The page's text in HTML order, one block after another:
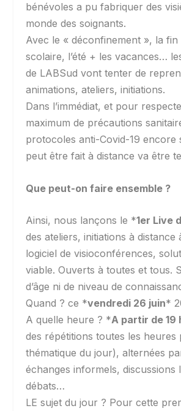
bénévoles a pu fabriquer des
monde des soignants.
Avec le « déconfinement », la fin
scolaire, l’été + les vacances…
de LABSud vont tenter de
animations, ateliers, initiations.
Dans l’immédiat, et pour
maximum de précautions
protocoles anti-Covid-19 encore
peut être fait à distance va être
Que peut-on faire ensemble ?
Ainsi, nous lançons le *1er Live
des ateliers, initiations à distance
logiciel de visioconférences,
viable. Ouverts à toutes et tous.
d’âge ni de niveau de
Quand ? ce *vendredi 26 juin*
A quelle heure ? *A partir de 19
des répétitions toutes les heures
thématique du jour), alternées
échanges informels, discussions
débats…
LE sujet du jour ? Pour cette